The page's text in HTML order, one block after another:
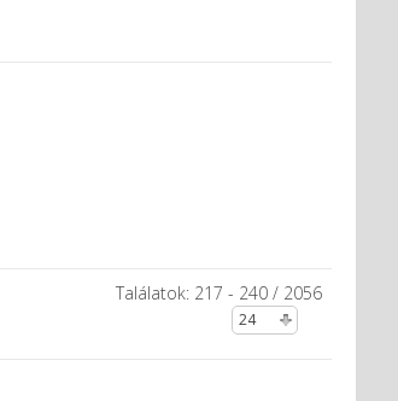
Találatok: 217 - 240 / 2056